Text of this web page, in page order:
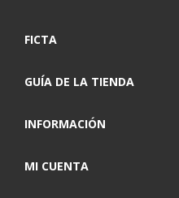
FICTA
GUÍA DE LA TIENDA
INFORMACIÓN
MI CUENTA